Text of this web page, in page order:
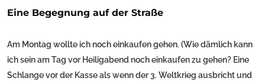
Eine Begegnung auf der Straße
Am Montag wollte ich noch einkaufen gehen. (Wie dämlich kann
ich sein am Tag vor Heiligabend noch einkaufen zu gehen? Eine
Schlange vor der Kasse als wenn der 3. Weltkrieg ausbricht und